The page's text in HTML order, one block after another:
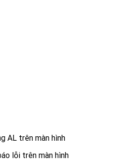
AL trên màn hình
lỗi trên màn hình